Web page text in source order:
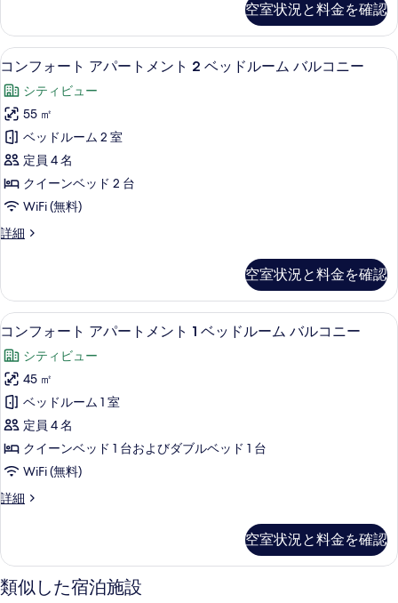
示
す
る
す
べ
て
の
写
真
を
表
示
す
35)
の
詳
細
メ
ン
ト
ダ
ブ
ル
ベ
ッ
ド
1
テ
ィ
ビ
ュ
ー
の
す
べ
て
の
真
を
ー
ド
ア
ー
ト
メ
ン
ト
ダ
ブ
ル
ベ
ッ
台
シ
テ
ィ
ビ
ュ
ー
の
詳
細
空室状況と料金を確認
コ
ン
フ
ォ
ー
ト
ア
ー
メ
ン
ト
2
ベ
ッ
ド
ル
ー
ム
コ
ニ
コンフォート アパートメント 2 ベッ
10
コンフォート アパートメント 2 ベッドルーム バルコニー
シティビュー
55 ㎡
ベッドルーム 2 室
定員 4 名
クイーンベッド 2 台
WiFi (無料)
詳細
コ
ー
ト
ア
ー
ト
メ
ン
ト
2
ベ
ッ
ド
ル
バ
ル
コ
空室状況と料金を確認
コ
ン
フ
ォ
ー
ト
ア
ー
メ
ン
コンフォート アパートメント 1 ベッ
20
コンフォート アパートメント 1 ベッドルーム バルコニー
シティビュー
45 ㎡
ベッドルーム 1 室
定員 4 名
クイーンベッド 1 台およびダブルベッド 1 台
WiFi (無料)
詳細
コ
ー
ト
ア
空室状況と料金を確認
類似した宿泊施設